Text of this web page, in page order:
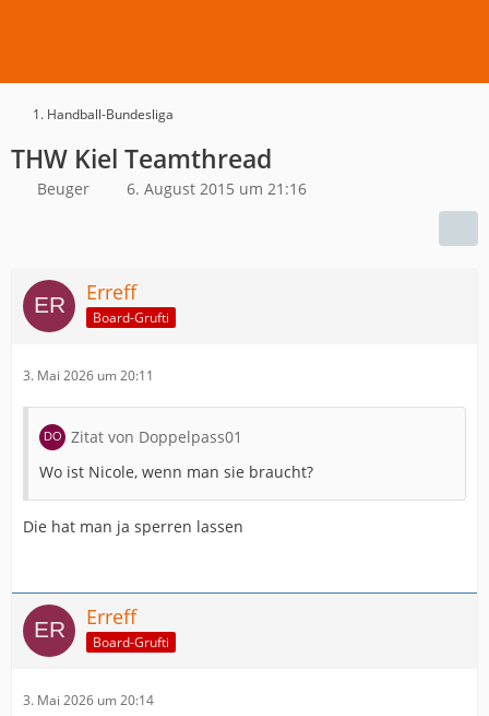
1. Handball-Bundesliga
THW Kiel Teamthread
Beuger 6. August 2015 um 21:16
Erreff
Board-Grufti
3. Mai 2026 um 20:11
Zitat von Doppelpass01
Wo ist Nicole, wenn man sie braucht?
Die hat man ja sperren lassen
Erreff
Board-Grufti
3. Mai 2026 um 20:14